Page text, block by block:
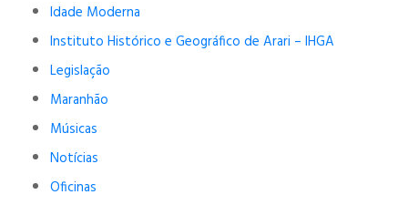
Idade Moderna
Instituto Histórico e Geográfico de Arari – IHGA
Legislação
Maranhão
Músicas
Notícias
Oficinas